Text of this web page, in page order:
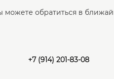
обратиться в
+7 (914) 201-83-08